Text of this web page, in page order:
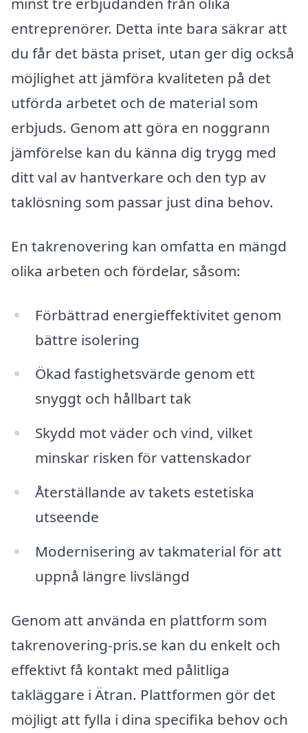
entreprenörer. Detta inte bara säkrar att
du får det bästa priset, utan ger dig också
möjlighet att jämföra kvaliteten på det
utförda arbetet och de material som
erbjuds. Genom att göra en noggrann
jämförelse kan du känna dig trygg med
ditt val av hantverkare och den typ av
taklösning som passar just dina behov.
En takrenovering kan omfatta en mängd
olika arbeten och fördelar, såsom:
Förbättrad energieffektivitet genom
bättre isolering
Ökad fastighetsvärde genom ett
snyggt och hållbart tak
Skydd mot väder och vind, vilket
minskar risken för vattenskador
Återställande av takets estetiska
utseende
Modernisering av takmaterial för att
uppnå längre livslängd
Genom att använda en plattform som
takrenovering-pris.se kan du enkelt och
effektivt få kontakt med pålitliga
takläggare i Ätran. Plattformen gör det
möjligt att fylla i dina specifika behov och